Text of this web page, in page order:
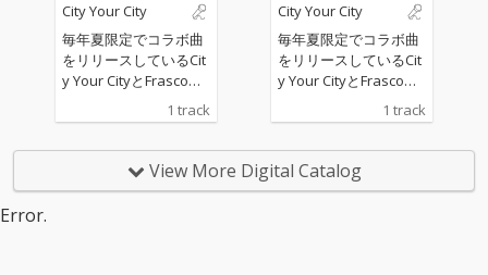
れ以上言葉が汚れない
うちに」
れ以上言葉が汚れない
うちに」
City Your City
毎年夏限定でコラボ曲
をリリースしているCit
y Your CityとFrascoに
セム。三回目となる今
愛模様という異色なテ
ーマのテクノポップ・
1 track
City Your City
毎年夏限定でコラボ曲
をリリースしているCit
y Your CityとFrascoに
よるニューサマーアン
セム。三回目となる今
愛模様という異色なテ
ーマのテクノポップ・
1 track
View More Digital Catalog
Error.